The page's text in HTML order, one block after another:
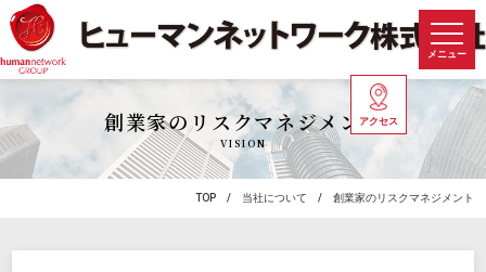
メニュー
アクセス
創業家のリスクマネジメント
VISION
TOP 当社について 創業家のリスクマネジメント